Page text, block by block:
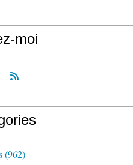
moi
(962)